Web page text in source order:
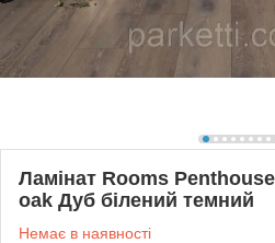
Ламінат Rooms
oak Дуб білений темний
Немає в наявності